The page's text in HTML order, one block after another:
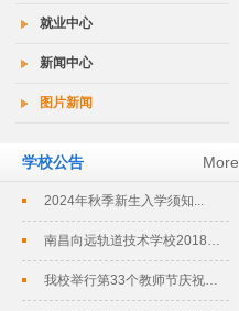
就业中心
新闻中心
图片新闻
More
学校公告
2024年秋季新生入学须知...
南昌向远轨道技术学校2018春季招生...
我校举行第33个教师节庆祝暨表彰大会...